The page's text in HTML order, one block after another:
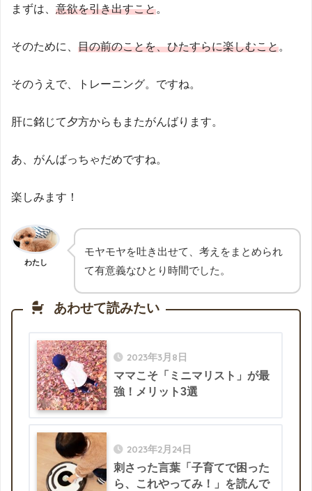
まずは、 意欲を引き出すこと。
そのために、 目の前のことを、ひたすらに楽しむこと。
そのうえで、トレーニング。ですね。
肝に銘じて夕方からもまたがんばります。
あ、がんばっちゃだめですね。
楽しみます！
わたし
モヤモヤを吐き出せて、考えをまとめられ
て有意義なひとり時間でした。
あわせて読みたい
2023年3月8日
ママこそ「ミニマリスト」が最
強！メリット3選
2023年2月24日
刺さった言葉「子育てで困った
ら、これやってみ！」を読んで